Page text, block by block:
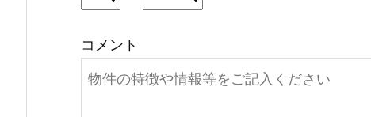
コメント